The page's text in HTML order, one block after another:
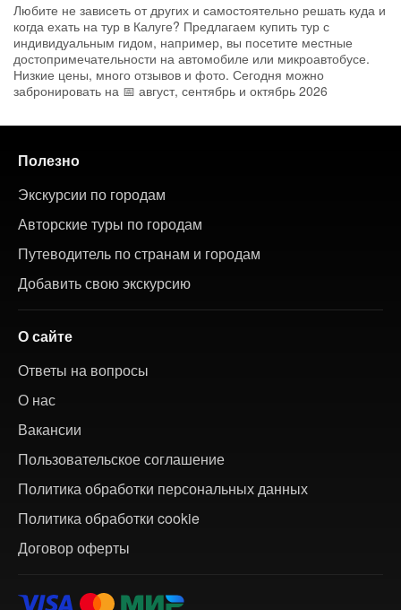
Любите не зависеть от других и самостоятельно решать куда и
когда ехать на тур в Калуге? Предлагаем купить тур с
индивидуальным гидом, например, вы посетите местные
достопримечательности на автомобиле или микроавтобусе.
Низкие цены, много отзывов и фото. Сегодня можно
забронировать на 📅 август, сентябрь и октябрь 2026
Полезно
Экскурсии по городам
Авторские туры по городам
Путеводитель по странам и городам
Добавить свою экскурсию
О сайте
Ответы на вопросы
О нас
Вакансии
Пользовательское соглашение
Политика обработки персональных данных
Политика обработки cookie
Договор оферты